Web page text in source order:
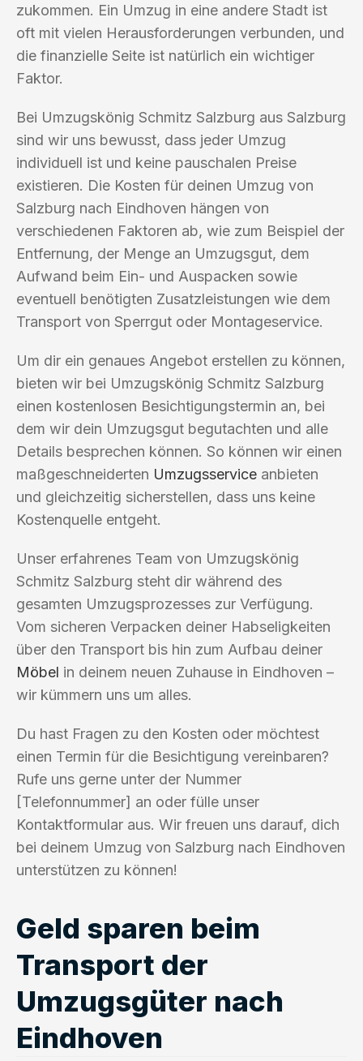
zukommen. Ein Umzug in eine andere Stadt ist
oft mit vielen Herausforderungen verbunden, und
die finanzielle Seite ist natürlich ein wichtiger
Faktor.
Bei Umzugskönig Schmitz Salzburg aus Salzburg
sind wir uns bewusst, dass jeder Umzug
individuell ist und keine pauschalen Preise
existieren. Die Kosten für deinen Umzug von
Salzburg nach Eindhoven hängen von
verschiedenen Faktoren ab, wie zum Beispiel der
Entfernung, der Menge an Umzugsgut, dem
Aufwand beim Ein- und Auspacken sowie
eventuell benötigten Zusatzleistungen wie dem
Transport von Sperrgut oder Montageservice.
Um dir ein genaues Angebot erstellen zu können,
bieten wir bei Umzugskönig Schmitz Salzburg
einen kostenlosen Besichtigungstermin an, bei
dem wir dein Umzugsgut begutachten und alle
Details besprechen können. So können wir einen
maßgeschneiderten Umzugsservice anbieten
und gleichzeitig sicherstellen, dass uns keine
Kostenquelle entgeht.
Unser erfahrenes Team von Umzugskönig
Schmitz Salzburg steht dir während des
gesamten Umzugsprozesses zur Verfügung.
Vom sicheren Verpacken deiner Habseligkeiten
über den Transport bis hin zum Aufbau deiner
Möbel in deinem neuen Zuhause in Eindhoven –
wir kümmern uns um alles.
Du hast Fragen zu den Kosten oder möchtest
einen Termin für die Besichtigung vereinbaren?
Rufe uns gerne unter der Nummer
[Telefonnummer] an oder fülle unser
Kontaktformular aus. Wir freuen uns darauf, dich
bei deinem Umzug von Salzburg nach Eindhoven
unterstützen zu können!
Geld sparen beim
Transport der
Umzugsgüter nach
Eindhoven